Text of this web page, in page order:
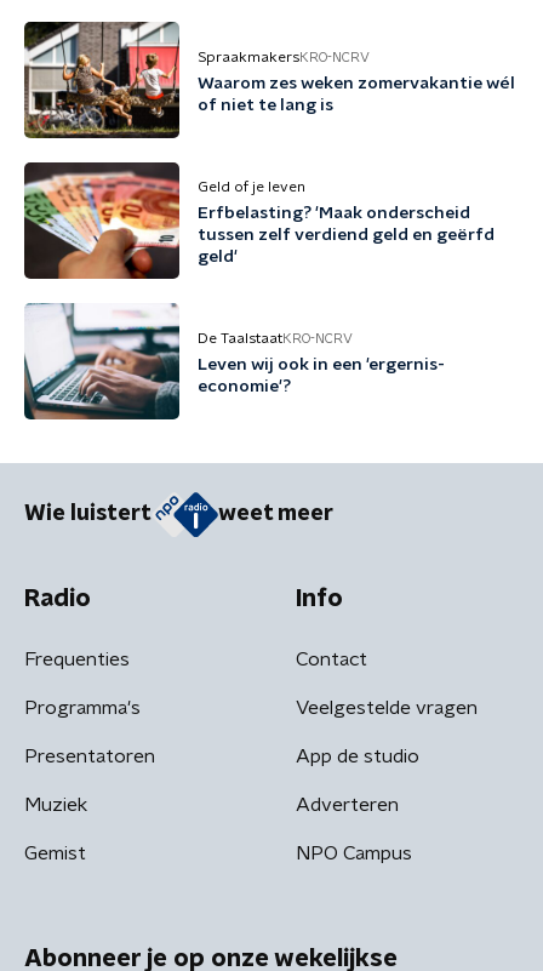
SpraakmakersKRO-NCRV
Waarom zes weken zomervakantie wél
of niet te lang is
Geld of je leven
Erfbelasting? 'Maak onderscheid
tussen zelf verdiend geld en geërfd
geld'
De TaalstaatKRO-NCRV
Leven wij ook in een 'ergernis-
economie'?
Wie luistert weet meer
Radio
Frequenties
Programma's
Presentatoren
Muziek
Gemist
Info
Contact
Veelgestelde vragen
App de studio
Adverteren
NPO Campus
Abonneer je op onze wekelijkse